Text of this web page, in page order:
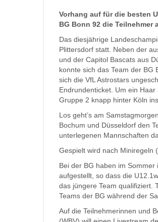
Vorhang auf für die besten
BG Bonn 92 die Teilnehmer
Das diesjährige
Plittersdorf statt. Neben der
und der Capitol Bascats aus
konnte sich das Team der
sich die VfL Astrostars
Endrundenticket. Um ein
Gruppe 2 knapp hinter Köln
Los geht’s am
Bochum und Düsseldorf den
unterlegenen Mannschaften
Gespielt wird nach Miniregeln
Bei der BG haben im
aufgestellt, so dass die
das jüngere Team qualifiziert.
Teams der BG während der
Auf die Teilnehmerinnen und